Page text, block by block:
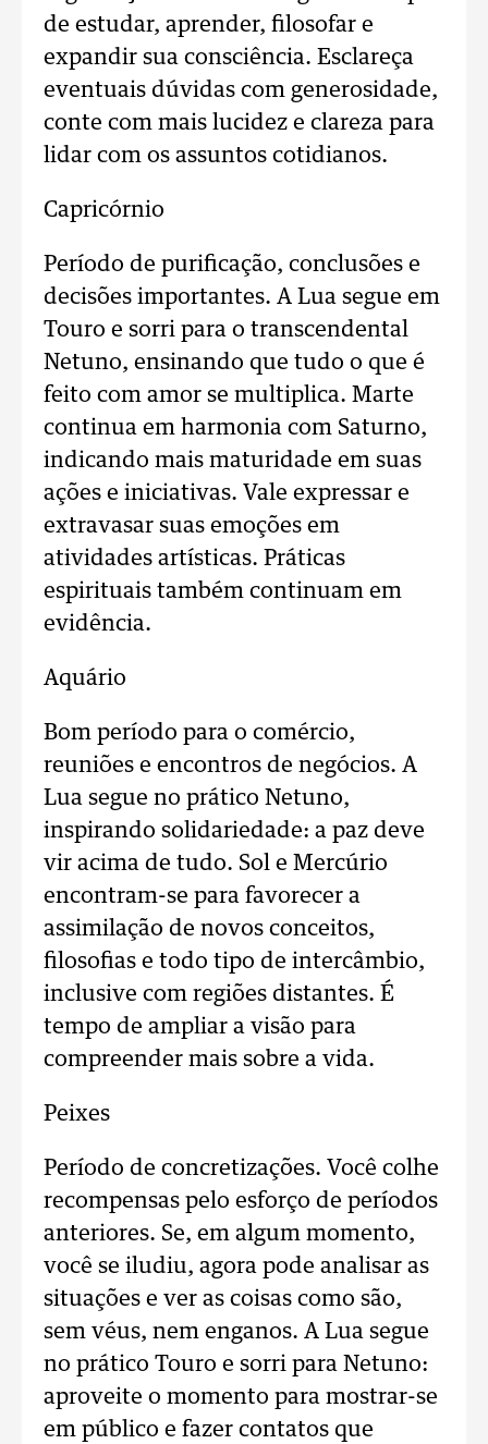
de estudar, aprender, filosofar e
expandir sua consciência. Esclareça
eventuais dúvidas com generosidade,
conte com mais lucidez e clareza para
lidar com os assuntos cotidianos.
Capricórnio
Período de purificação, conclusões e
decisões importantes. A Lua segue em
Touro e sorri para o transcendental
Netuno, ensinando que tudo o que é
feito com amor se multiplica. Marte
continua em harmonia com Saturno,
indicando mais maturidade em suas
ações e iniciativas. Vale expressar e
extravasar suas emoções em
atividades artísticas. Práticas
espirituais também continuam em
evidência.
Aquário
Bom período para o comércio,
reuniões e encontros de negócios. A
Lua segue no prático Netuno,
inspirando solidariedade: a paz deve
vir acima de tudo. Sol e Mercúrio
encontram-se para favorecer a
assimilação de novos conceitos,
filosofias e todo tipo de intercâmbio,
inclusive com regiões distantes. É
tempo de ampliar a visão para
compreender mais sobre a vida.
Peixes
Período de concretizações. Você colhe
recompensas pelo esforço de períodos
anteriores. Se, em algum momento,
você se iludiu, agora pode analisar as
situações e ver as coisas como são,
sem véus, nem enganos. A Lua segue
no prático Touro e sorri para Netuno:
aproveite o momento para mostrar-se
em público e fazer contatos que